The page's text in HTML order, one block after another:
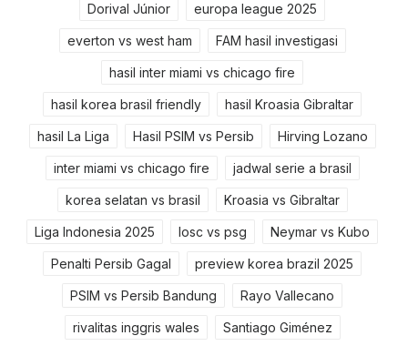
Dorival Júnior europa league 2025
everton vs west ham FAM hasil investigasi
hasil inter miami vs chicago fire
hasil korea brasil friendly hasil Kroasia Gibraltar
hasil La Liga Hasil PSIM vs Persib Hirving Lozano
inter miami vs chicago fire jadwal serie a brasil
korea selatan vs brasil Kroasia vs Gibraltar
Liga Indonesia 2025 losc vs psg Neymar vs Kubo
Penalti Persib Gagal preview korea brazil 2025
PSIM vs Persib Bandung Rayo Vallecano
rivalitas inggris wales Santiago Giménez